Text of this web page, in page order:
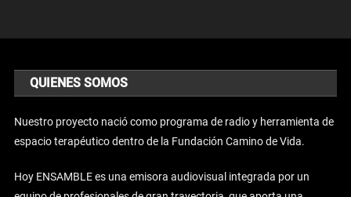
QUIENES SOMOS
Nuestro proyecto nació como programa de radio y herramienta de
espacio terapéutico dentro de la Fundación Camino de Vida.
Hoy ENSAMBLE es una emisora audiovisual integrada por un